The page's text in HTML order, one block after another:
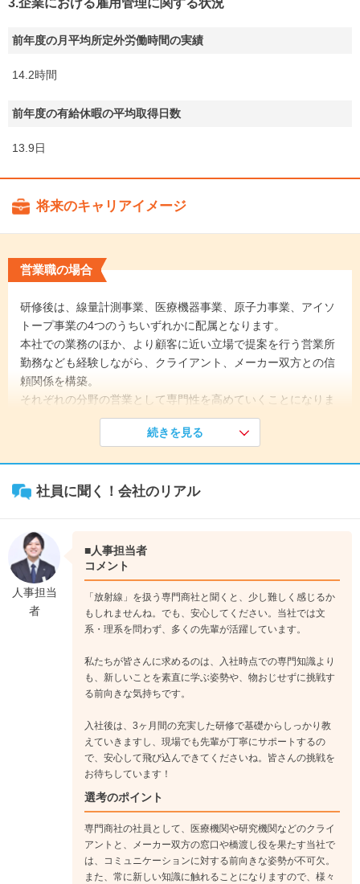
3.企業における雇用管理に関する状況
前年度の月平均所定外労働時間の実績
14.2時間
前年度の有給休暇の平均取得日数
13.9日
将来のキャリアイメージ
営業職の場合
研修後は、線量計測事業、医療機器事業、原子力事業、アイソ
トープ事業の4つのうちいずれかに配属となります。
本社での業務のほか、より顧客に近い立場で提案を行う営業所
勤務なども経験しながら、クライアント、メーカー双方との信
頼関係を構築。
それぞれの分野の営業として専門性を高めていくことになりま
年程度のOJT研修からスタート。
経験や知識を広げていきます。
↓
《入社3年目》
徐々に知識が広がり、顧客との信頼関係が生まれてきます。
また、幅広い業務知識や経験を磨くために、本社の事業本部か
ら営業所へ、または営業所から事業本部へと移動するケースな
《入社5年目》
いくつかの顧客のメイン担当として、より頼りにされる存在
注文などを受けるだけではなく、顧客の環境や事業に応じた個
別の提案にも、自信を持って取り組めるようになります。
技術職の場合
技術職が担当する業務は、機器の設計・開発から、納入機器や
設備のメンテナンス・保守活動、各顧客への技術的なフォロー
など多岐に渡ります。
続きを見る
社員に聞く！会社のリアル
人事担当
者
■人事担当者
コメント
「放射線」を扱う専門商社と聞くと、少し難しく感じるか
もしれませんね。でも、安心してください。当社では文
系・理系を問わず、多くの先輩が活躍しています。
私たちが皆さんに求めるのは、入社時点での専門知識より
も、新しいことを素直に学ぶ姿勢や、物おじせずに挑戦す
る前向きな気持ちです。
入社後は、3ヶ月間の充実した研修で基礎からしっかり教
えていきますし、現場でも先輩が丁寧にサポートするの
で、安心して飛び込んできてくださいね。皆さんの挑戦を
お待ちしています！
選考のポイント
専門商社の社員として、医療機関や研究機関などのクライ
アントと、メーカー双方の窓口や橋渡し役を果たす当社で
は、コミュニケーションに対する前向きな姿勢が不可欠。
また、常に新しい知識に触れることになりますので、様々